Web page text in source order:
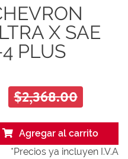
X SAE
PLUS
$2,368.00
Agregar al carrito
*Precios ya incluyen I.V.A